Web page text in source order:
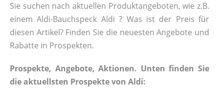
Sie suchen nach aktuellen Produktangeboten, wie z.B.
einem Aldi-Bauchspeck Aldi ? Was ist der Preis für
diesen Artikel? Finden Sie die neuesten Angebote und
Rabatte in Prospekten.
Prospekte, Angebote, Aktionen. Unten finden Sie
die aktuellsten Prospekte von Aldi: